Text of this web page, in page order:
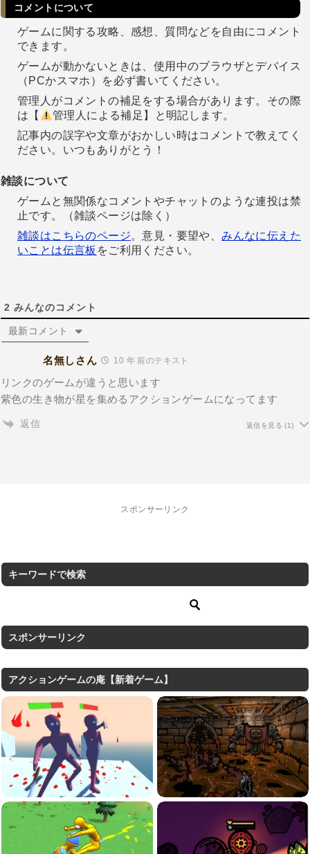
コメントについて
ゲームに関する攻略、感想、質問などを自由にコメント
できます。
ゲームが動かないときは、使用中のブラウザとデバイス
（PCかスマホ）を必ず書いてください。
管理人がコメントの補足をする場合があります。その際
は【
管理人による補足】と明記します。
記事内の誤字や文章がおかしい時はコメントで教えてく
ださい。いつもありがとう！
雑談について
ゲームと無関係なコメントやチャットのような連投は禁
止です。（雑談ページは除く）
雑談はこちらのページ。意見・要望や、みんなに伝えた
いことは伝言板 をご利用ください。
2 みんなのコメント
最新コメント
名無しさん 10 年 前のテキスト
リンクのゲームが違うと思います
紫色の生き物が星を集めるアクションゲームになってます
返信 返信を見る (1)
スポンサーリンク
キーワードで検索
スポンサーリンク
アクションゲームの庵【新着ゲーム】